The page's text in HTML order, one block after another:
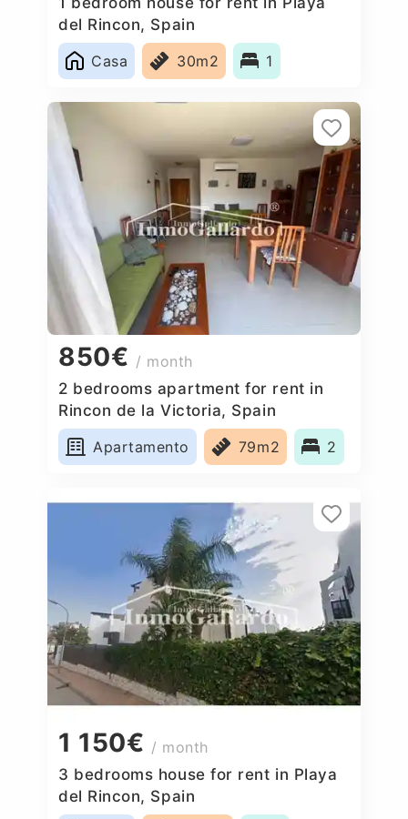
del Rincon, Spain
Casa
30m2 1
850€ / month
2 bedrooms apartment for rent in
Rincon de la Victoria, Spain
Apartamento
79m2 2
1 150€ / month
3 bedrooms house for rent in Playa
del Rincon, Spain